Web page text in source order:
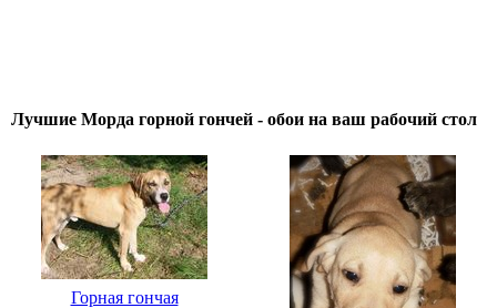
Лучшие Морда горной гончей - обои на ваш рабочий стол
Горная гончая